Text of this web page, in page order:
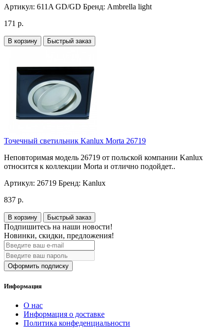
Артикул: 611A GD/GD Бренд: Ambrella light
171 р.
В корзину Быстрый заказ
Точечный светильник Kanlux Morta 26719
Неповторимая модель 26719 от польской компании Kanlux
относится к коллекции Morta и отлично подойдет..
Артикул: 26719 Бренд: Kanlux
837 р.
В корзину Быстрый заказ
Подпишитесь на наши новости!
Новинки, скидки, предложения!
Оформить подписку
Информация
О нас
Информация о доставке
Политика конфеденциальности